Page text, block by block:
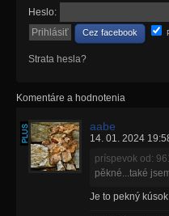
Heslo:
Cez facebook
Strata hesla?
Komentáre a hodnotenia
aabe
14. 01. 2024
príspevok od:
pěkné...také
Je to pekný kúsok